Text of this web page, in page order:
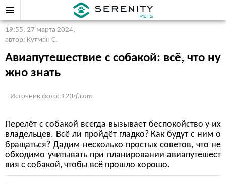
19:55, 27 марта 2024,
автор: Кутман С.
Авиапутешествие с собакой: всё, что ну
жно знать
Источник фото: 123rf.com
Перелёт с собакой всегда вызывает беспокойство у их
владельцев. Всё ли пройдёт гладко? Как будут с ним о
бращаться? Дадим несколько простых советов, что не
обходимо учитывать при планировании авиапутешест
вия с собакой, чтобы всё прошло хорошо.